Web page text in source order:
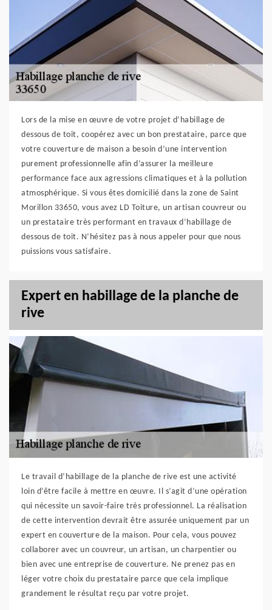
Lors de la mise en œuvre de votre projet d’habillage de
dessous de toit, coopérez avec un bon prestataire, parce que
votre couverture de maison a besoin d’une intervention
purement professionnelle afin d’assurer la meilleure
performance face aux agressions climatiques et à la pollution
atmosphérique. Si vous êtes domicilié dans la zone de Saint
Morillon 33650, vous avez LD Toiture, un artisan couvreur ou
un prestataire très performant en travaux d’habillage de
dessous de toit. N’hésitez pas à nous appeler pour que nous
puissions vous satisfaire.
Expert en habillage de la planche de
rive
Le travail d’habillage de la planche de rive est une activité
loin d’être facile à mettre en œuvre. Il s’agit d’une opération
qui nécessite un savoir-faire très professionnel. La réalisation
de cette intervention devrait être assurée uniquement par un
expert en couverture de la maison. Pour cela, vous pouvez
collaborer avec un couvreur, un artisan, un charpentier ou
bien avec une entreprise de couverture. Ne prenez pas en
léger votre choix du prestataire parce que cela implique
grandement le résultat reçu par votre projet.